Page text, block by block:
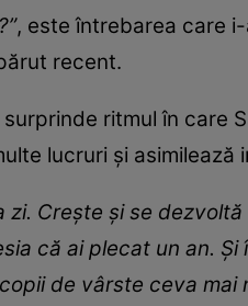
, este întrebarea care
recent.
ritmul în care
lucruri și asimilează
zi. Crește și se
că ai plecat un an.
de vârste ceva mai